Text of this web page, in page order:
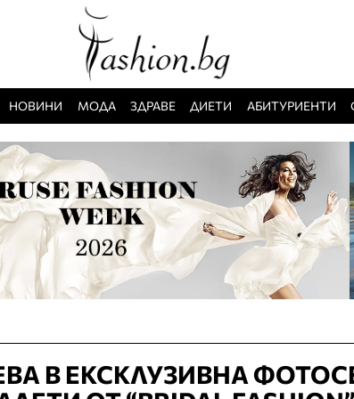
НОВИНИ МОДА ЗДРАВЕ ДИЕТИ АБИТУРИЕНТИ
В ЕКСКЛУЗИВНА